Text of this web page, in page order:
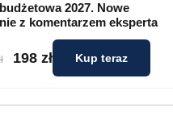
2027. Nowe
z komentarzem eksperta
198 zł Kup teraz